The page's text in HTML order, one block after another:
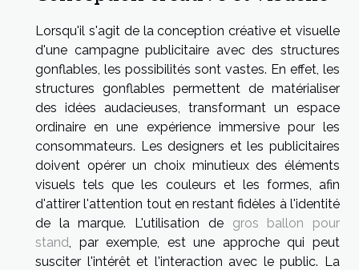
Lorsqu'il s'agit de la conception créative et visuelle
d'une campagne publicitaire avec des structures
gonflables, les possibilités sont vastes. En effet, les
structures gonflables permettent de matérialiser
des idées audacieuses, transformant un espace
ordinaire en une expérience immersive pour les
consommateurs. Les designers et les publicitaires
doivent opérer un choix minutieux des éléments
visuels tels que les couleurs et les formes, afin
d'attirer l'attention tout en restant fidèles à l'identité
de la marque. L'utilisation de gros ballon pour
stand, par exemple, est une approche qui peut
susciter l'intérêt et l'interaction avec le public. La